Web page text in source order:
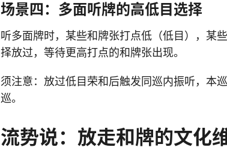
场景四：多面听牌的高低目选择
听多面牌时，某些和牌张打点低（低目），某
择放过，等待更高打点的和牌张出现。
须注意：放过低目荣和后触发同巡内振听，本
巡。
流势说：放走和牌的文化